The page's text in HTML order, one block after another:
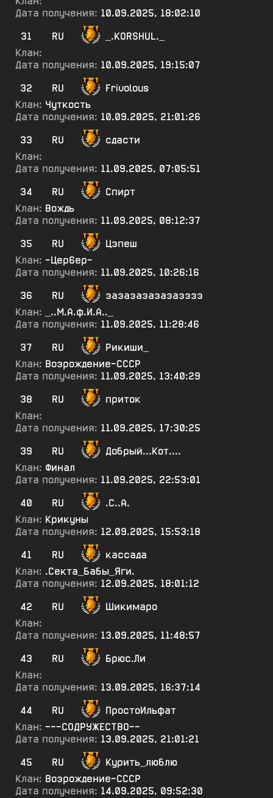
Дата получения: 10.09.2025, 18:02:10
31
RU
_.KORSHUL._
Клан:
Дата получения: 10.09.2025, 19:15:07
32
RU
Frivolous
Клан: Чуткость
Дата получения: 10.09.2025, 21:01:26
33
RU
сдасти
Клан:
Дата получения: 11.09.2025, 07:05:51
34
RU
Спирт
Клан: Вождь
Дата получения: 11.09.2025, 08:12:37
35
RU
Цэпеш
Клан: -Цер6ер-
Дата получения: 11.09.2025, 10:26:16
36
RU
зазазазазазазззз
Клан:
_..М.А.ф.И.А.._
Дата получения: 11.09.2025, 11:28:46
37
RU
Рикиши_
Клан: Возрождение-СССР
Дата получения: 11.09.2025, 13:40:29
38
RU
приток
Клан:
Дата получения: 11.09.2025, 17:30:25
39
RU
Добрый...Кот....
Клан: Финал
Дата получения: 11.09.2025, 22:53:01
40
RU
.С..А.
Клан: Крикуны
Дата получения: 12.09.2025, 15:53:18
41
RU
кассада
Клан: .Секта_Бабы_Яги.
Дата получения: 12.09.2025, 18:01:12
42
RU
Шикимаро
Клан:
Дата получения: 13.09.2025, 11:48:57
43
RU
Брюс.Ли
Клан:
Дата получения: 13.09.2025, 16:37:14
44
RU
ПростоИльфат
Клан: ---СОДРУЖЕСТВО--
Дата получения: 13.09.2025, 21:01:21
45
RU
Курить_люблю
Клан: Возрождение-СССР
Дата получения: 14.09.2025, 09:52:30